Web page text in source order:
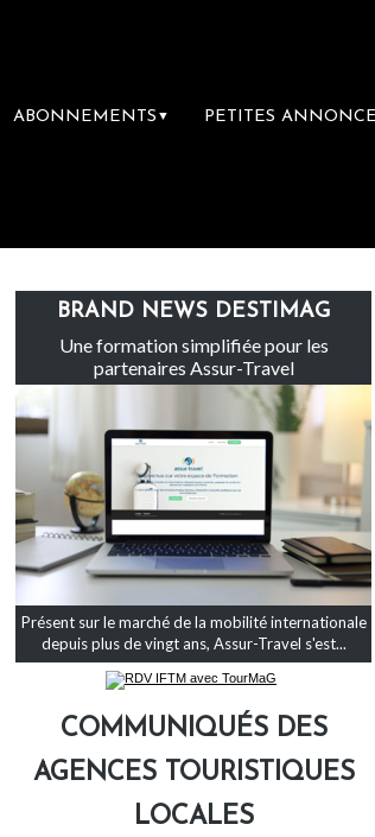
ABONNEMENTS ▼ PETITES
Le groupe Sainte-Claire
BRAND NEWS DESTIMAG
Une formation simplifiée pour les
partenaires Assur-Travel
Présent sur le marché de la mobilité internationale
depuis plus de vingt ans, Assur-Travel s'est...
COMMUNIQUÉS DES
AGENCES TOURISTIQUES
LOCALES